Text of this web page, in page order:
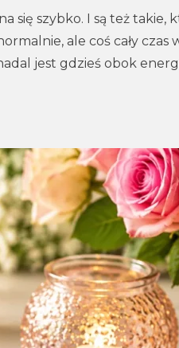
się szybko. I są też takie,
ale coś cały czas
jest gdzieś obok